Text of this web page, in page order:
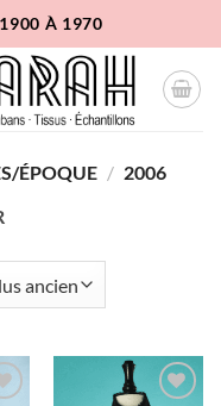
À 1970
ÉPOQUE / 2006